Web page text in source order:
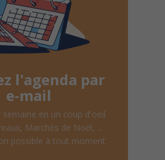
l'agenda par
e-mail
semaine en un coup d'oeil
Marchés de Noël, ...
possible à tout moment